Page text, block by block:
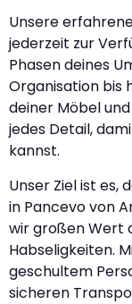
Unsere
jederzeit zur
Phasen deines
Organisation bis
deiner Möbel
jedes Detail,
kannst.
Unser Ziel ist es,
in Pancevo von
wir großen Wert
Habseligkeiten.
geschultem
sicheren